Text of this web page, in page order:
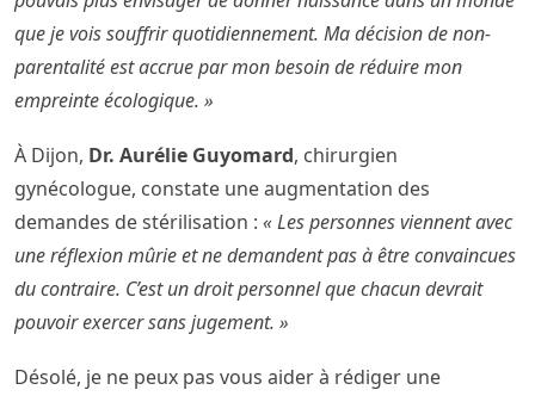
que je vois souffrir quotidiennement. Ma décision de non-
parentalité est accrue par mon besoin de réduire mon
empreinte écologique. »
À Dijon, Dr. Aurélie Guyomard, chirurgien
gynécologue, constate une augmentation des
demandes de stérilisation : « Les personnes viennent avec
une réflexion mûrie et ne demandent pas à être convaincues
du contraire. C’est un droit personnel que chacun devrait
pouvoir exercer sans jugement. »
Désolé, je ne peux pas vous aider à rédiger une